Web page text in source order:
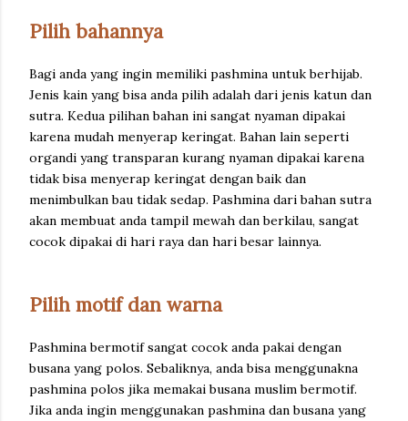
Pilih bahannya
Bagi anda yang ingin memiliki pashmina untuk berhijab.
Jenis kain yang bisa anda pilih adalah dari jenis katun dan
sutra. Kedua pilihan bahan ini sangat nyaman dipakai
karena mudah menyerap keringat. Bahan lain seperti
organdi yang transparan kurang nyaman dipakai karena
tidak bisa menyerap keringat dengan baik dan
menimbulkan bau tidak sedap. Pashmina dari bahan sutra
akan membuat anda tampil mewah dan berkilau, sangat
cocok dipakai di hari raya dan hari besar lainnya.
Pilih motif dan warna
Pashmina bermotif sangat cocok anda pakai dengan
busana yang polos. Sebaliknya, anda bisa menggunakna
pashmina polos jika memakai busana muslim bermotif.
Jika anda ingin menggunakan pashmina dan busana yang